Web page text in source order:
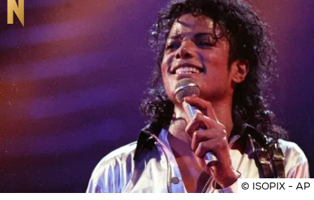
© ISOPIX - AP